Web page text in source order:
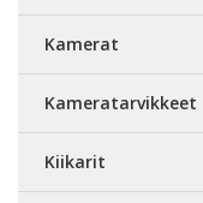
Kamerat
Kameratarvikkeet
Kiikarit